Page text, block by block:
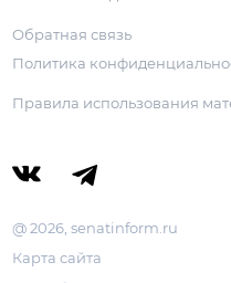
Обратная связь
Политика
Правила использования
@ 2026, senatinform.ru
Карта сайта